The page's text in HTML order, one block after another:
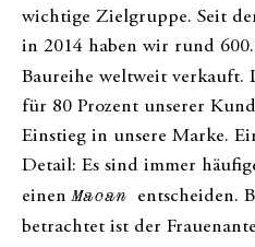
wichtige Zielgruppe. Seit
in 2014 haben wir rund
Baureihe weltweit verkauft.
für 80 Prozent unserer
Einstieg in unsere Marke.
Detail: Es sind immer
einenMacan entscheiden.
betrachtet ist der